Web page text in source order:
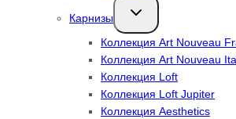
Карнизы
Переключить
дочернее
Коллекция Art Nouveau
Коллекция Art Nouveau
Коллекция Loft
Коллекция Loft Jupiter
Коллекция Aesthetics